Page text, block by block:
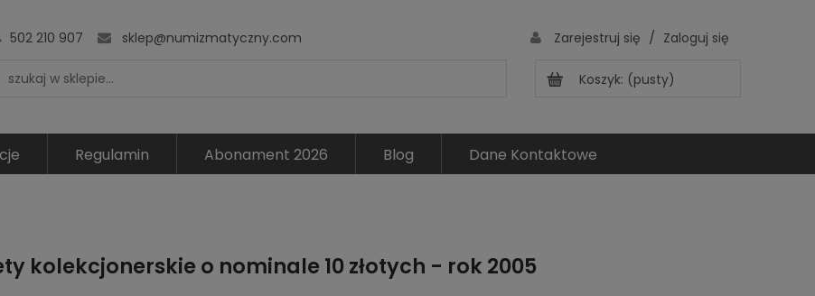
502 210 907 sklep@numizmatyczny.com Zarejestruj się / Zaloguj się
Koszyk: (pusty)
Regulamin Abonament 2026 Blog Dane Kontaktowe
kolekcjonerskie o nominale 10 złotych - rok 2005